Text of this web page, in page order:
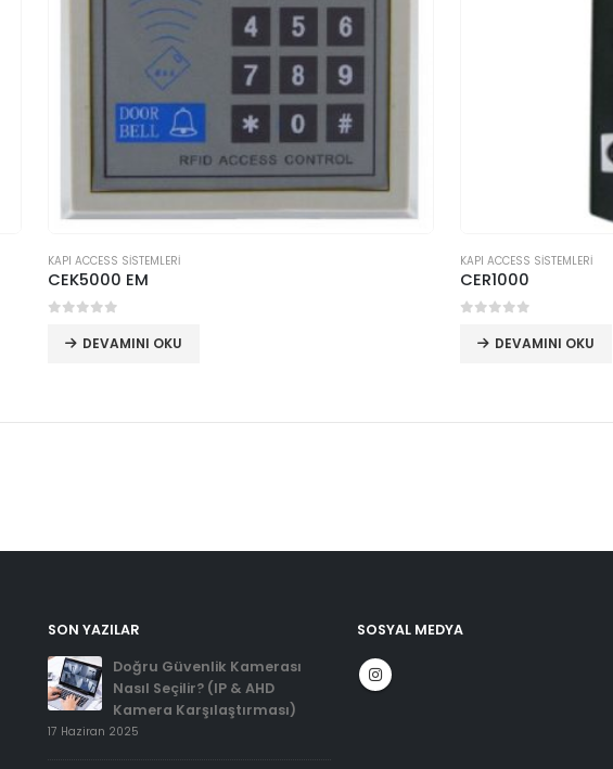
KAPI ACCESS SİSTEMLERİ
CEK5000 EM
DEVAMINI OKU
KAPI ACCESS SİSTEMLERİ
CER1000
DEVAMINI OKU
SON YAZILAR
Doğru Güvenlik Kamerası
Nasıl Seçilir? (IP & AHD
Kamera Karşılaştırması)
17 Haziran 2025
SOSYAL MEDYA